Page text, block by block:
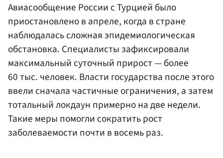
Авиасообщение России с Турцией было
приостановлено в апреле, когда в стране
наблюдалась сложная эпидемиологическая
обстановка. Специалисты зафиксировали
максимальный суточный прирост — более
60 тыс. человек. Власти государства после этого
ввели сначала частичные ограничения, а затем
тотальный локдаун примерно на две недели.
Такие меры помогли сократить рост
заболеваемости почти в восемь раз.